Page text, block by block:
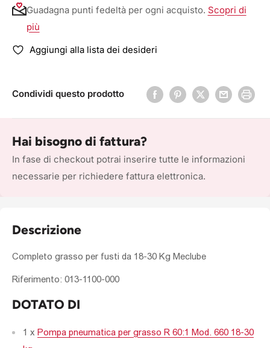
Guadagna punti fedeltà per ogni acquisto. Scopri di
più
Aggiungi alla lista dei desideri
Condividi questo prodotto
Hai bisogno di fattura?
In fase di checkout potrai inserire tutte le informazioni
necessarie per richiedere fattura elettronica.
Descrizione
Completo grasso per fusti da 18-30 Kg Meclube
Riferimento: 013-1100-000
DOTATO DI
1 x Pompa pneumatica per grasso R 60:1 Mod. 660 18-30